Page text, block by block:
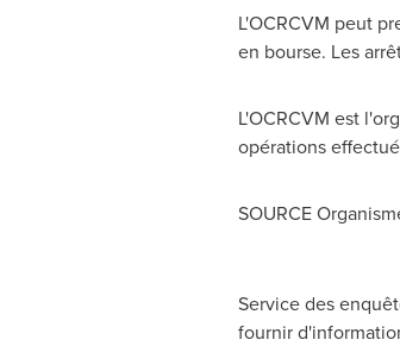
L'OCRCVM peut
en bourse. Les
L'OCRCVM est
opérations
SOURCE
Service des
fournir